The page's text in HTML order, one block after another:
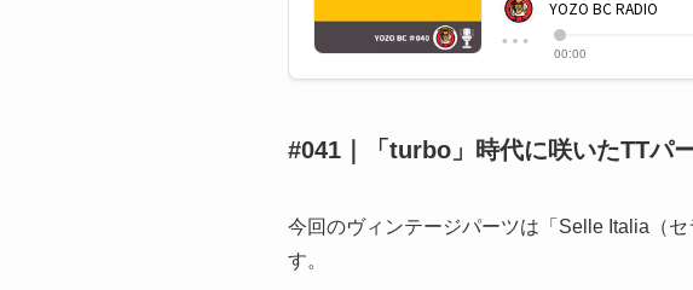
#041｜「turbo」時代に咲いたTTパ
今回のヴィンテージパーツは「Selle Italia（
す。